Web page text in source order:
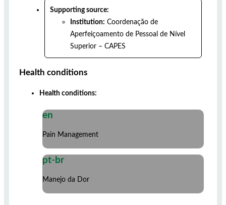
Supporting source:
Institution: Coordenação de
Aperfeiçoamento de Pessoal de Nível
Superior – CAPES
Health conditions
Health conditions:
en
Pain Management
pt-br
Manejo da Dor